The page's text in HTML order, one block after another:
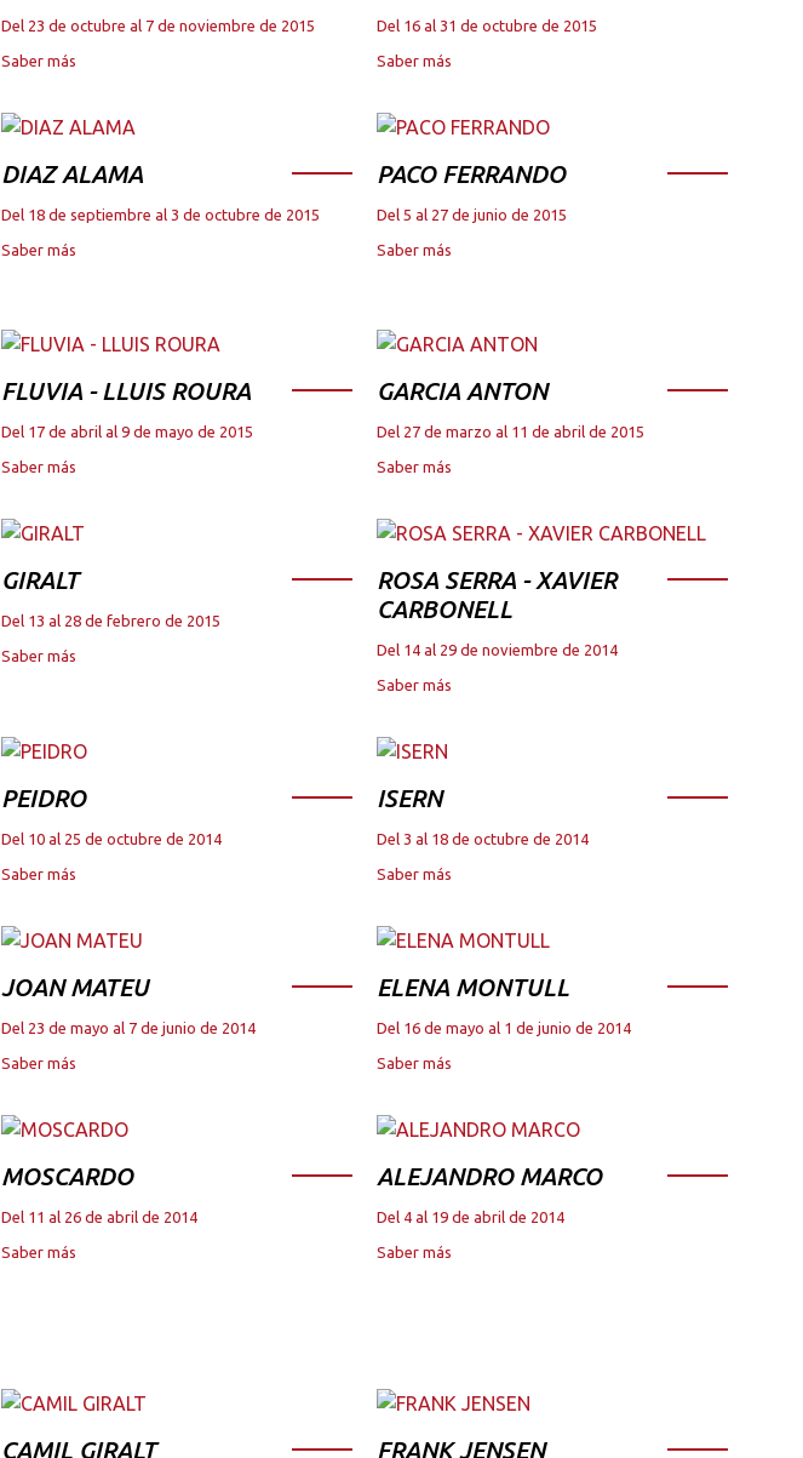
Del 23 de octubre al 7 de noviembre de 2015
Saber más
Del 16 al 31 de octubre de 2015
Saber más
DIAZ ALAMA
Del 18 de septiembre al 3 de octubre de 2015
Saber más
PACO FERRANDO
Del 5 al 27 de junio de 2015
Saber más
FLUVIA - LLUIS ROURA
Del 17 de abril al 9 de mayo de 2015
Saber más
GARCIA ANTON
Del 27 de marzo al 11 de abril de 2015
Saber más
GIRALT
Del 13 al 28 de febrero de 2015
Saber más
ROSA SERRA - XAVIER
CARBONELL
Del 14 al 29 de noviembre de 2014
Saber más
PEIDRO
Del 10 al 25 de octubre de 2014
Saber más
ISERN
Del 3 al 18 de octubre de 2014
Saber más
JOAN MATEU
Del 23 de mayo al 7 de junio de 2014
Saber más
ELENA MONTULL
Del 16 de mayo al 1 de junio de 2014
Saber más
MOSCARDO
Del 11 al 26 de abril de 2014
Saber más
ALEJANDRO MARCO
Del 4 al 19 de abril de 2014
Saber más
CAMIL GIRALT FRANK JENSEN